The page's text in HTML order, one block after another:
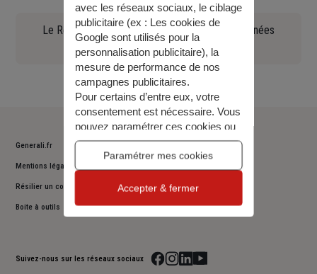
Le Règlement général sur la protection des données
(90.97 KO)
Generali.fr
Mentions légales
Résilier un contrat
Boite à outils
Suivez-nous sur les réseaux sociaux
avec les réseaux sociaux, le ciblage
publicitaire (ex : Les cookies de
Google sont utilisés pour la
personnalisation publicitaire), la
mesure de performance de nos
campagnes publicitaires.
Pour certains d’entre eux, votre
consentement est nécessaire. Vous
pouvez paramétrer ces cookies ou
bien tous les accepter, ou alors
décider de continuer votre
navigation sans les accepter. Vous
pourrez modifier ce choix à tout
Pour plus d’information,consulter
Paramétrer mes cookies
Accepter & fermer